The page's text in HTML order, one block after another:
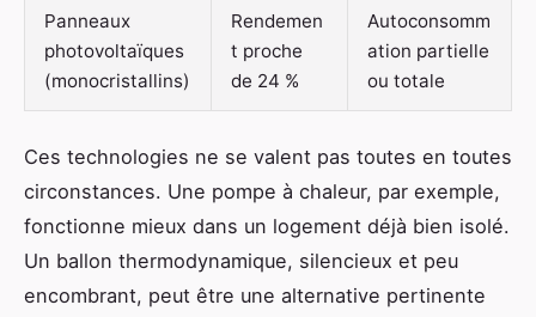
Panneaux
photovoltaïques
(monocristallins)
Rendemen
t proche
de 24 %
Autoconsomm
ation partielle
ou totale
Ces technologies ne se valent pas toutes en toutes
circonstances. Une pompe à chaleur, par exemple,
fonctionne mieux dans un logement déjà bien isolé.
Un ballon thermodynamique, silencieux et peu
encombrant, peut être une alternative pertinente